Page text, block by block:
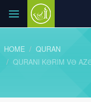
HOME
QURAN
QURANI KƏRIM VƏ